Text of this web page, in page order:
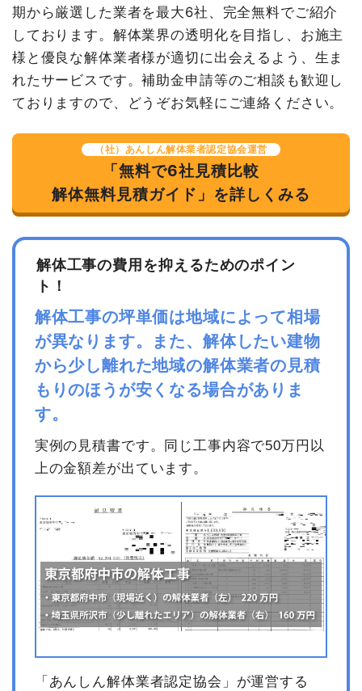
室外設備・機器撤去
1式
20,000円
アスベスト撤去
35m³
13,000
円
455,000円
植木・植栽撤去 4m³
12,000
48,000円
90,000円
円
消費税
1,610,000円
合計金額
17,710,000
円
諸経費
450,000円
値引き
199,000円
小計
3,910,000円
消費税
391,000円
合計金額
4,301,000円
建物の種類/構造 内装解体住宅1階建て
坪数 33坪
建物解体費用 102万3,000円
総額 112万5,300円
品名 数量 単価
金額
内装解体住宅33坪1階建
33坪 31,000円 1,023,000円
諸経費
0円
消費税
102,300円
1,125,300円
期から厳選した業者を最大6社、完全無料でご紹介
しております。解体業界の透明化を目指し、お施主
様と優良な解体業者様が適切に出会えるよう、生ま
れたサービスです。補助金申請等のご相談も歓迎し
ておりますので、どうぞお気軽にご連絡ください。
（社）あんしん解体業者認定協会運営
「無料で6社見積比較
解体無料見積ガイド」を詳しくみる
解体工事の費用を抑えるためのポイン
ト！
解体工事の坪単価は地域によって相場
が異なります。また、解体したい建物
から少し離れた地域の解体業者の見積
もりのほうが安くなる場合がありま
す。
実例の見積書です。同じ工事内容で50万円以
上の金額差が出ています。
「あんしん解体業者認定協会」が運営する